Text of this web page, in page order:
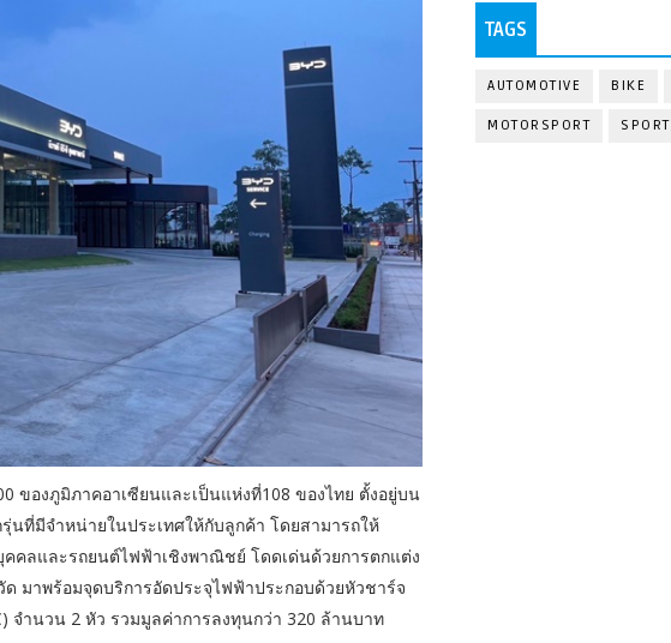
ของภูมิภาคอาเซียนและเป็นแห่งที่108 ของไทย ตั้งอยู่บน
ที่มีจำหน่ายในประเทศให้กับลูกค้า โดยสามารถให้
คลและรถยนต์ไฟฟ้าเชิงพาณิชย์ โดดเด่นด้วยการตกแต่ง
มาพร้อมจุดบริการอัดประจุไฟฟ้าประกอบด้วยหัวชาร์จ
จำนวน 2 หัว รวมมูลค่าการลงทุนกว่า 320 ล้านบาท
TAGS
AUTOMOTIVE BIKE
MOTORSPORT SPORT